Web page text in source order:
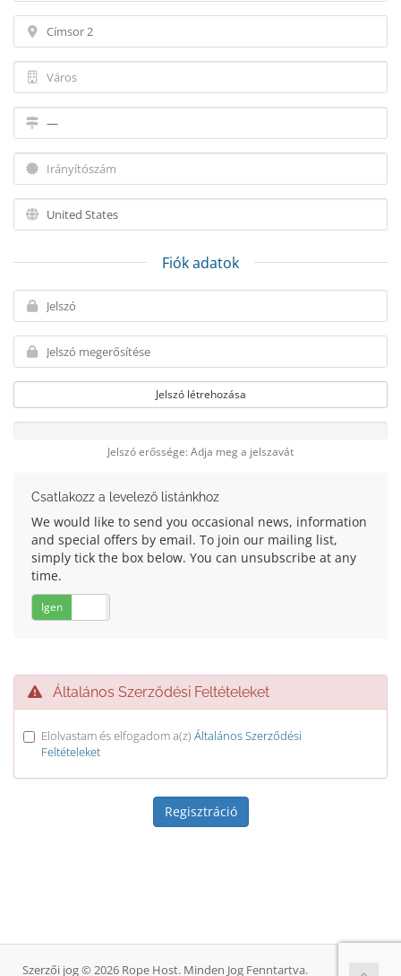
Fiók adatok
Jelszó létrehozása
Jelszó erőssége: Adja meg a jelszavát
Csatlakozz a levelező listánkhoz
We would like to send you occasional news, information
and special offers by email. To join our mailing list,
simply tick the box below. You can unsubscribe at any
time.
Igen
Általános Szerződési Feltételeket
Elolvastam és elfogadom a(z) Általános Szerződési
Feltételeket
Szerzői jog © 2026 Rope Host. Minden Jog Fenntartva.